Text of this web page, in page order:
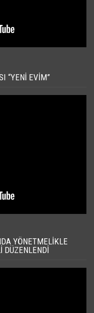
“YENI EVIM”
YÖNETMELIKLE
DÜZENLENDI